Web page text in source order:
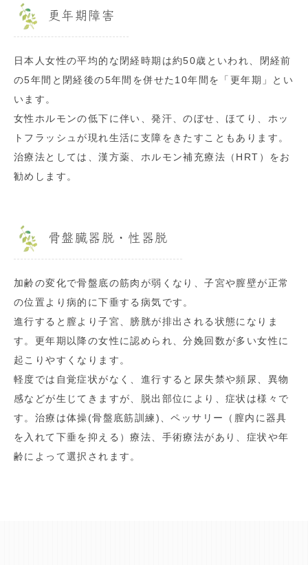
更年期障害
日本人女性の平均的な閉経時期は約50歳といわれ、閉経前
の5年間と閉経後の5年間を併せた10年間を「更年期」とい
います。
女性ホルモンの低下に伴い、発汗、のぼせ、ほてり、ホッ
トフラッシュが現れ生活に支障をきたすこともあります。
治療法としては、漢方薬、ホルモン補充療法（HRT）をお
勧めします。
骨盤臓器脱・性器脱
加齢の変化で骨盤底の筋肉が弱くなり、子宮や膣壁が正常
の位置より病的に下垂する病気です。
進行すると膣より子宮、膀胱が排出される状態になりま
す。更年期以降の女性に認められ、分娩回数が多い女性に
起こりやすくなります。
軽度では自覚症状がなく、進行すると尿失禁や頻尿、異物
感などが生じてきますが、脱出部位により、症状は様々で
す。治療は体操(骨盤底筋訓練)
、ペッサリー（膣内に器具
を入れて下垂を抑える）療法、手術療法があり、症状や年
齢によって選択されます。